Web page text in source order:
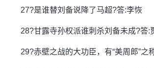
27?是谁替刘备说降了马超?答:李恢
28?甘露寺孙权派谁刺杀刘备未成?答:
29?赤壁之战的大功臣，有“美周郎”之